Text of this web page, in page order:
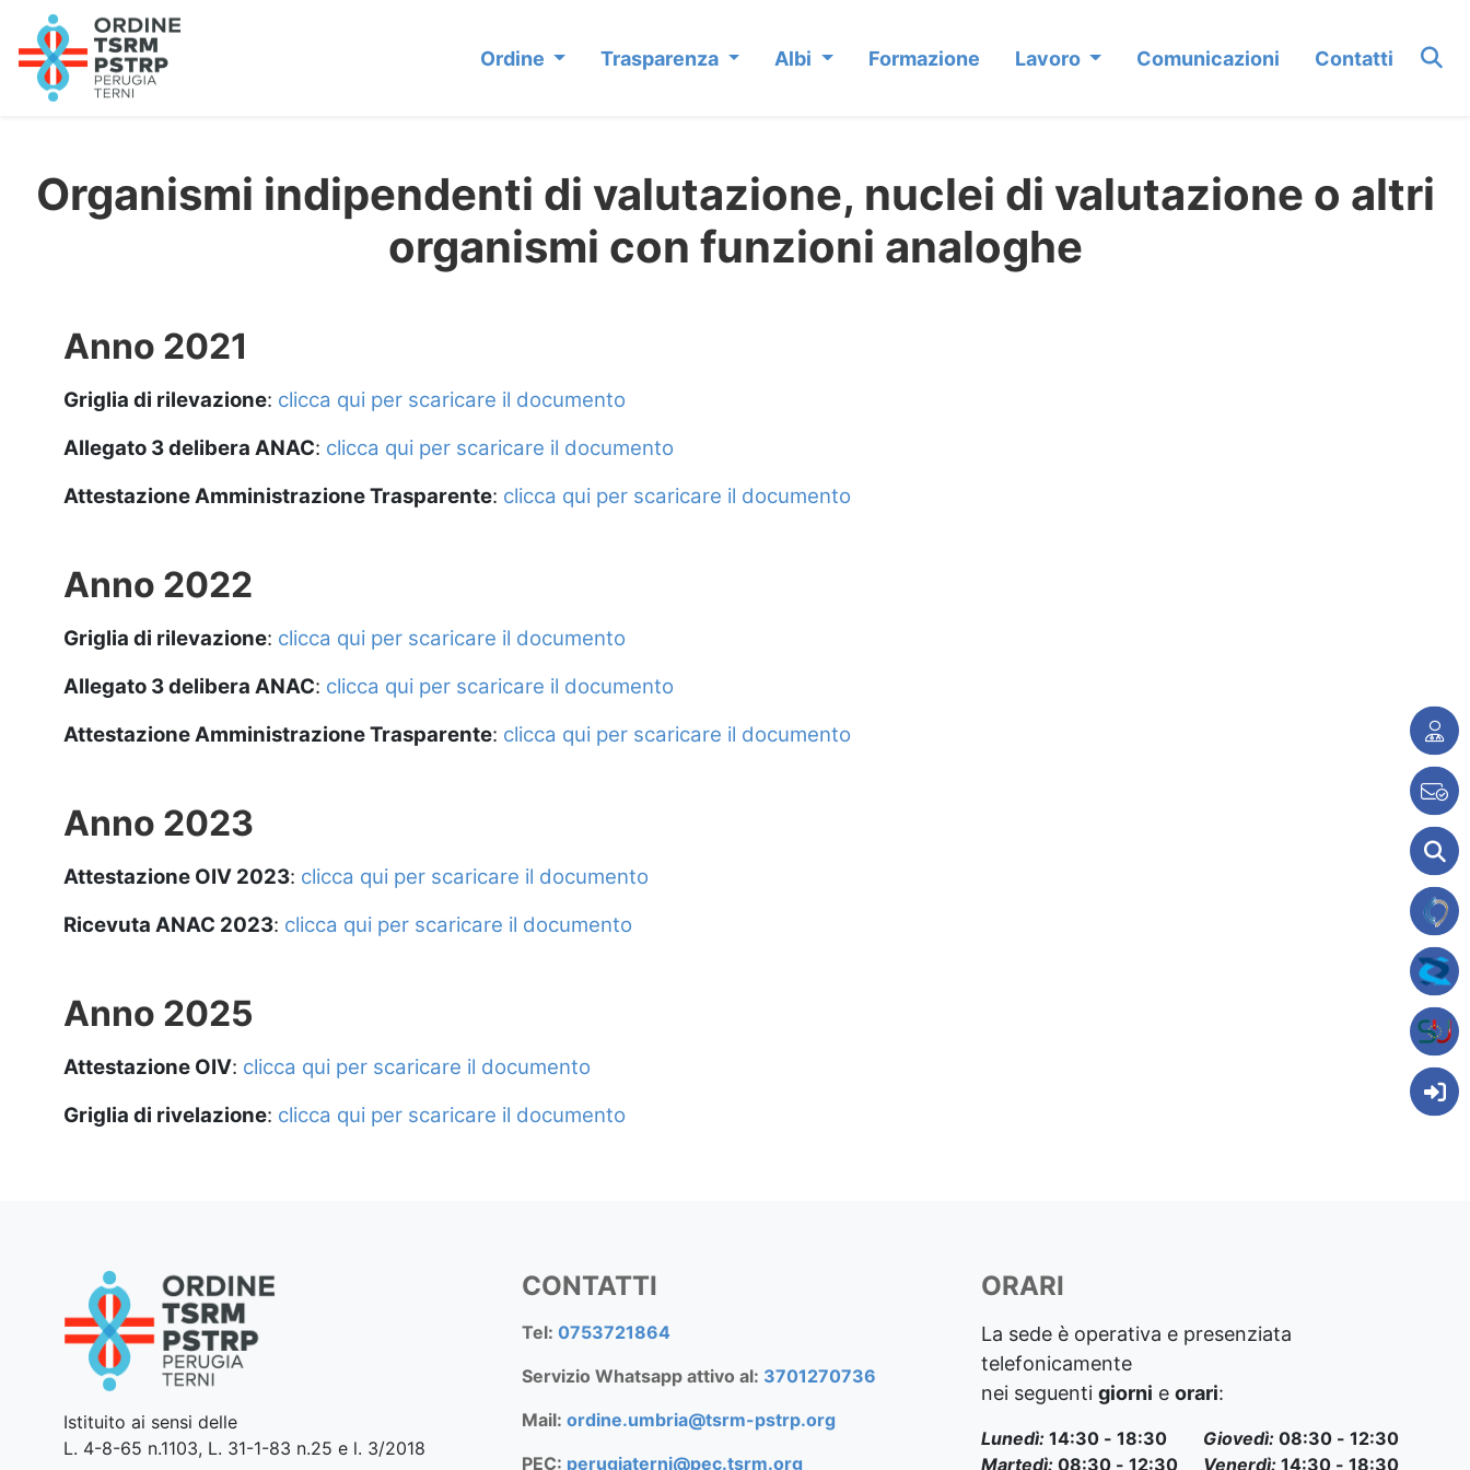
Ordine Trasparenza Albi Formazione Lavoro Comunicazioni Contatti
Organismi indipendenti di valutazione, nuclei di valutazione o altri
organismi con funzioni analoghe
Anno 2021
Griglia di rilevazione: clicca qui per scaricare il documento
Allegato 3 delibera ANAC: clicca qui per scaricare il documento
Attestazione Amministrazione Trasparente: clicca qui per scaricare il documento
Anno 2022
Griglia di rilevazione: clicca qui per scaricare il documento
Allegato 3 delibera ANAC: clicca qui per scaricare il documento
Attestazione Amministrazione Trasparente: clicca qui per scaricare il documento
Anno 2023
Attestazione OIV 2023: clicca qui per scaricare il documento
Ricevuta ANAC 2023: clicca qui per scaricare il documento
Anno 2025
Attestazione OIV: clicca qui per scaricare il documento
Griglia di rivelazione: clicca qui per scaricare il documento
Istituito ai sensi delle
L. 4-8-65 n.1103, L. 31-1-83 n.25 e l. 3/2018
CONTATTI
Tel:0753721864
Servizio Whatsapp attivo al: 3701270736
Mail:ordine.umbria@tsrm-pstrp.org
PEC: perugiaterni@pec.tsrm.org
ORARI
La sede è operativa e presenziata
telefonicamente
nei seguenti giorni e orari:
Lunedì: 14:30 - 18:30
Martedì: 08:30 - 12:30
Giovedì: 08:30 - 12:30
Venerdì: 14:30 - 18:30